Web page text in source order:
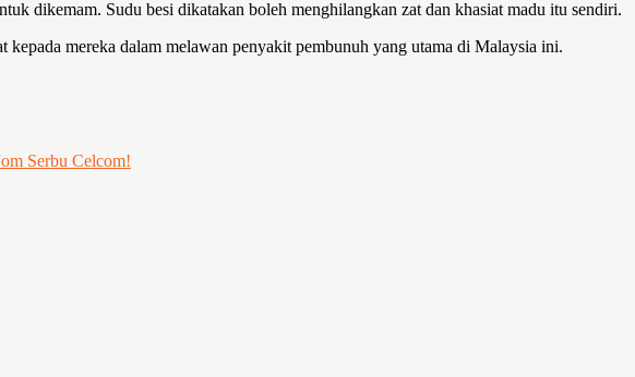
dikemam. Sudu besi dikatakan boleh menghilangkan zat dan khasiat madu itu sendiri.
mereka dalam melawan penyakit pembunuh yang utama di Malaysia ini.
Serbu Celcom!